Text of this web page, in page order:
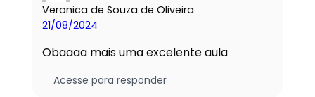
Veronica de Souza de Oliveira
21/08/2024
Obaaaa mais uma excelente aula
Acesse para responder